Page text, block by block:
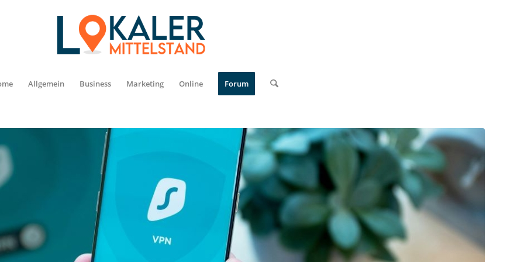
Allgemein Business Marketing Online Forum